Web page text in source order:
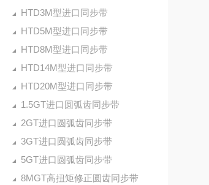
HTD3M型进口同步带
HTD5M型进口同步带
HTD8M型进口同步带
HTD14M型进口同步带
HTD20M型进口同步带
1.5GT进口圆弧齿同步带
2GT进口圆弧齿同步带
3GT进口圆弧齿同步带
5GT进口圆弧齿同步带
8MGT高扭矩修正圆齿同步带